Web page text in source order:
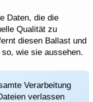
Daten, die die
Qualität zu
diesen Ballast und
wie sie aussehen.
Verarbeitung
verlassen